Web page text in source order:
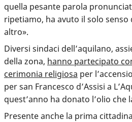
quella pesante parola
ripetiamo, ha avuto il solo senso
altro».
Diversi sindaci dell’aquilano,
della zona, hanno partecipato
cerimonia religiosa per
per san Francesco d’Assisi a
quest’anno ha donato l’olio che
Presente anche la prima